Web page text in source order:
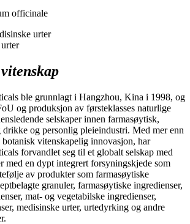
officinale
ble grunnlagt i Hangzhou, Kina i 1998, og
og produksjon av førsteklasses naturlige
selskaper innen farmasøytisk,
drikke og personlig pleieindustri. Med mer enn
vitenskapelig innovasjon, har
forvandlet seg til et globalt selskap med
med en dypt integrert forsyningskjede som
av produkter som farmasøytiske
granuler, farmasøytiske ingredienser,
mat- og vegetabilske ingredienser,
medisinske urter, urtedyrking og andre